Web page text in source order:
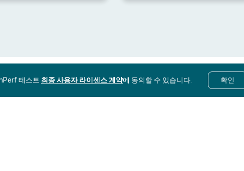
테스트 최종 사용자 라이센스 계약에 동의할 수 있습니다. 확인